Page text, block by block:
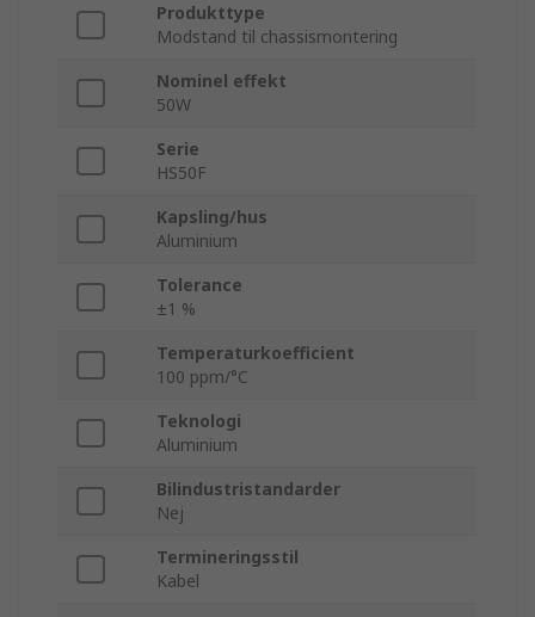
Produkttype
Modstand til chassismontering
Nominel effekt
50W
Serie
HS50F
Kapsling/hus
Aluminium
Tolerance
±1 %
Temperaturkoefficient
100 ppm/°C
Teknologi
Aluminium
Bilindustristandarder
Nej
Termineringsstil
Kabel